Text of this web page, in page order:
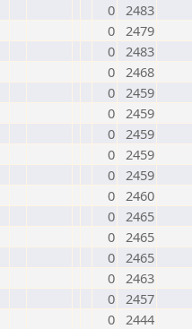
0 2483
0 2479
0 2483
0 2468
0 2459
0 2459
0 2459
0 2459
0 2459
0 2460
0 2465
0 2465
0 2465
0 2463
0 2457
0 2444